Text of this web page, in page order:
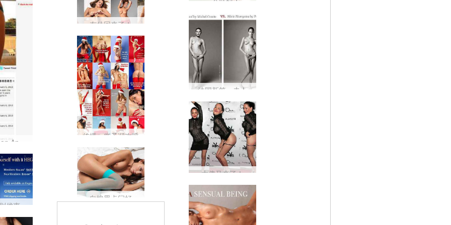
布什回来了！
法国新第一夫人
传播一些圣诞欢呼
大傻又来了！
向埃里卡问好
优惠